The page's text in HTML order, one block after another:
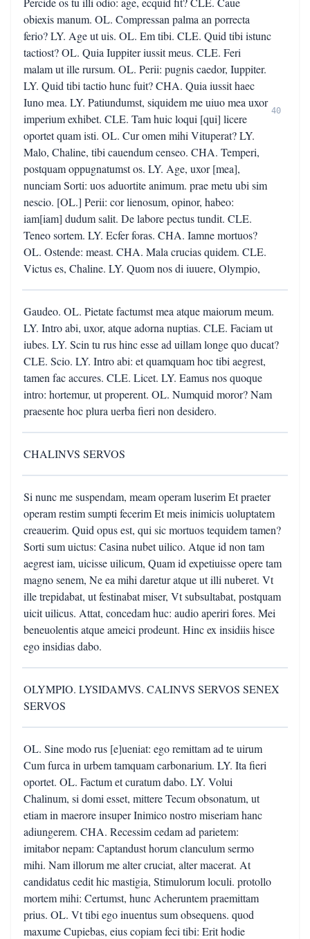
obiexis manum. OL. Compressan palma an porrecta
ferio? LY. Age ut uis. OL. Em tibi. CLE. Quid tibi istunc
tactiost? OL. Quia Iuppiter iussit meus. CLE. Feri
malam ut ille rursum. OL. Perii: pugnis caedor, Iuppiter.
LY. Quid tibi tactio hunc fuit? CHA. Quia iussit haec
Iuno mea. LY. Patiundumst, siquidem me uiuo mea uxor
imperium exhibet. CLE. Tam huic loqui [qui] licere
oportet quam isti. OL. Cur omen mihi Vituperat? LY.
Malo, Chaline, tibi cauendum censeo. CHA. Temperi,
postquam oppugnatumst os. LY. Age, uxor [mea],
nunciam Sorti: uos aduortite animum. prae metu ubi sim
nescio. [OL.] Perii: cor lienosum, opinor, habeo:
iam[iam] dudum salit. De labore pectus tundit. CLE.
Teneo sortem. LY. Ecfer foras. CHA. Iamne mortuos?
OL. Ostende: meast. CHA. Mala crucias quidem. CLE.
Victus es, Chaline. LY. Quom nos di iuuere, Olympio,
40
Gaudeo. OL. Pietate factumst mea atque maiorum meum.
LY. Intro abi, uxor, atque adorna nuptias. CLE. Faciam ut
iubes. LY. Scin tu rus hinc esse ad uillam longe quo ducat?
CLE. Scio. LY. Intro abi: et quamquam hoc tibi aegrest,
tamen fac accures. CLE. Licet. LY. Eamus nos quoque
intro: hortemur, ut properent. OL. Numquid moror? Nam
praesente hoc plura uerba fieri non desidero.
CHALINVS SERVOS
Si nunc me suspendam, meam operam luserim Et praeter
operam restim sumpti fecerim Et meis inimicis uoluptatem
creauerim. Quid opus est, qui sic mortuos tequidem tamen?
Sorti sum uictus: Casina nubet uilico. Atque id non tam
aegrest iam, uicisse uilicum, Quam id expetiuisse opere tam
magno senem, Ne ea mihi daretur atque ut illi nuberet. Vt
ille trepidabat, ut festinabat miser, Vt subsultabat, postquam
uicit uilicus. Attat, concedam huc: audio aperiri fores. Mei
beneuolentis atque ameici prodeunt. Hinc ex insidiis hisce
ego insidias dabo.
OLYMPIO. LYSIDAMVS. CALINVS SERVOS SENEX
SERVOS
OL. Sine modo rus [e]ueniat: ego remittam ad te uirum
Cum furca in urbem tamquam carbonarium. LY. Ita fieri
oportet. OL. Factum et curatum dabo. LY. Volui
Chalinum, si domi esset, mittere Tecum obsonatum, ut
etiam in maerore insuper Inimico nostro miseriam hanc
adiungerem. CHA. Recessim cedam ad parietem:
imitabor nepam: Captandust horum clanculum sermo
mihi. Nam illorum me alter cruciat, alter macerat. At
candidatus cedit hic mastigia, Stimulorum loculi. protollo
mortem mihi: Certumst, hunc Acheruntem praemittam
prius. OL. Vt tibi ego inuentus sum obsequens. quod
maxume Cupiebas, eius copiam feci tibi: Erit hodie